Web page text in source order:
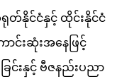
တ်နိုင်ငံနှင့် ထိုင်းနိုင်ငံ
င်းဆုံးအနေဖြင့်
းနှင့် ဗီဇနည်းပညာ